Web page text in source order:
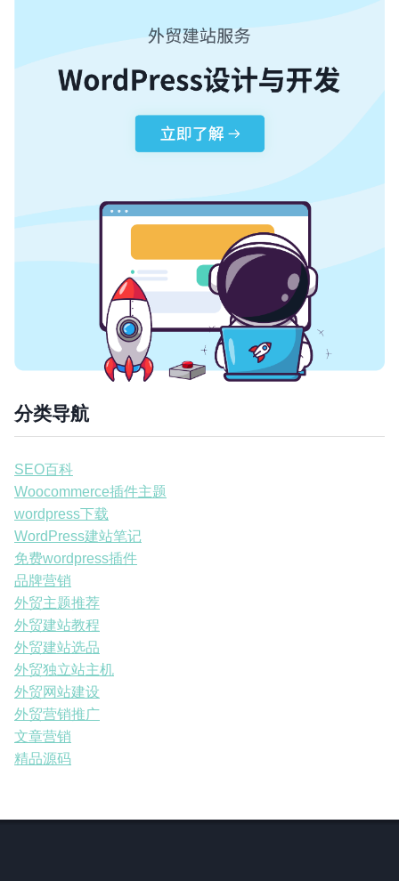
分类导航
SEO百科
Woocommerce插件主题
wordpress下载
WordPress建站笔记
免费wordpress插件
品牌营销
外贸主题推荐
外贸建站教程
外贸建站选品
外贸独立站主机
外贸网站建设
外贸营销推广
文章营销
精品源码